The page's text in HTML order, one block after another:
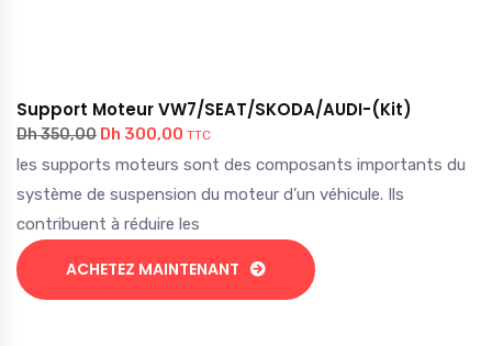
Support Moteur VW7/SEAT/SKODA/AUDI-(Kit)
Dh350,00 Dh 300,00 TTC
les supports moteurs sont des composants importants du
système de suspension du moteur d’un véhicule. Ils
contribuent à réduire les
ACHETEZ MAINTENANT